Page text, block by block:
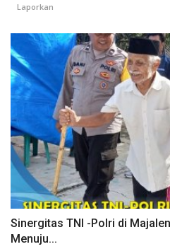
Laporkan
Sinergitas TNI -Polri di
Menuju...